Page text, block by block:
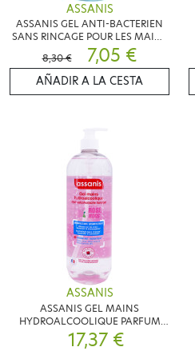
ASSANIS
ASSANIS GEL ANTI-BACTERIEN
SANS RINCAGE POUR LES MAINS
500ML
8,30 € 7,05 €
AÑADIR A LA CESTA
ASSANIS
ASSANIS GEL MAINS
HYDROALCOOLIQUE PARFUM
ROSE 980ML
17,37 €